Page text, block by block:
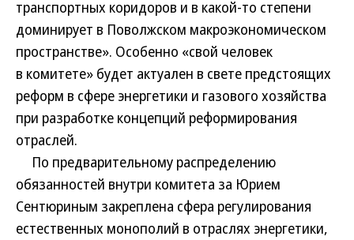
транспортных коридоров и в какой-то степени
доминирует в Поволжском макроэкономическом
пространстве». Особенно «свой человек
в комитете» будет актуален в свете предстоящих
реформ в сфере энергетики и газового хозяйства
при разработке концепций реформирования
отраслей.
По предварительному распределению
обязанностей внутри комитета за Юрием
Сентюриным закреплена сфера регулирования
естественных монополий в отраслях энергетики,